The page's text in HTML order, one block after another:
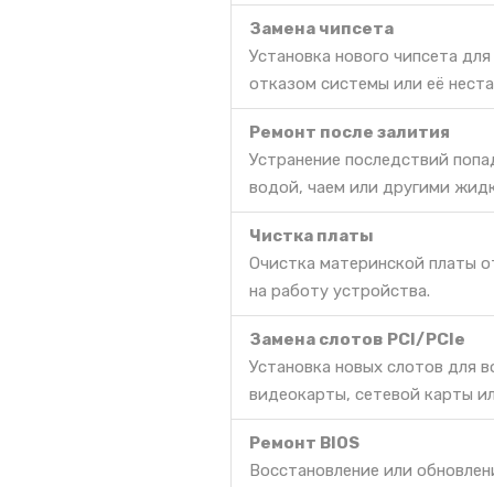
Замена чипсета
Установка нового чипсета
отказом системы или её
Ремонт после залития
Устранение последствий
водой, чаем или другими
Чистка платы
Очистка материнской платы
на работу устройства.
Замена слотов PCI/PCIe
Установка новых слотов для
видеокарты, сетевой карты
Ремонт BIOS
Восстановление или